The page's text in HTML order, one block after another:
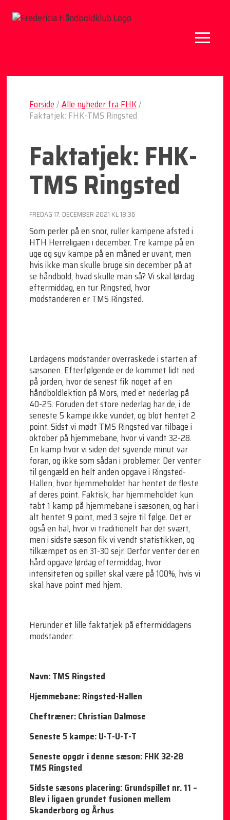
Forside/Alle nyheder fra FHK/
Faktatjek: FHK-TMS Ringsted
Faktatjek: FHK-
TMS Ringsted
FREDAG 17. DECEMBER 2021 KL 18:36
Som perler på en snor, ruller kampene afsted i
HTH Herreligaen i december. Tre kampe på en
uge og syv kampe på en måned er uvant, men
hvis ikke man skulle bruge sin december på at
se håndbold, hvad skulle man så? Vi skal lørdag
eftermiddag, en tur Ringsted, hvor
modstanderen er TMS Ringsted.
Lørdagens modstander overraskede i starten af
sæsonen. Efterfølgende er de kommet lidt ned
på jorden, hvor de senest fik noget af en
håndboldlektion på Mors, med et nederlag på
40-25. Foruden det store nederlag har de, i de
seneste 5 kampe ikke vundet, og blot hentet 2
point. Sidst vi mødt TMS Ringsted var tilbage i
oktober på hjemmebane, hvor vi vandt 32-28.
En kamp hvor vi siden det syvende minut var
foran, og ikke som sådan i problemer. Der venter
til gengæld en helt anden opgave i Ringsted-
Hallen, hvor hjemmeholdet har hentet de fleste
af deres point. Faktisk, har hjemmeholdet kun
tabt 1 kamp på hjemmebane i sæsonen, og har i
alt hentet 9 point, med 3 sejre til følge. Det er
også en hal, hvor vi traditionelt har det svært,
men i sidste sæson fik vi vendt statistikken, og
tilkæmpet os en 31-30 sejr. Derfor venter der en
hård opgave lørdag eftermiddag, hvor
intensiteten og spillet skal være på 100%, hvis vi
skal have point med hjem.
Herunder et lille faktatjek på eftermiddagens
modstander:
Navn: TMS Ringsted
Hjemmebane: Ringsted-Hallen
Cheftræner: Christian Dalmose
Seneste 5 kampe: U-T-U-T-T
Seneste opgør i denne sæson: FHK 32-28
TMS Ringsted
Sidste sæsons placering: Grundspillet nr. 11 –
Blev i ligaen grundet fusionen mellem
Skanderborg og Århus